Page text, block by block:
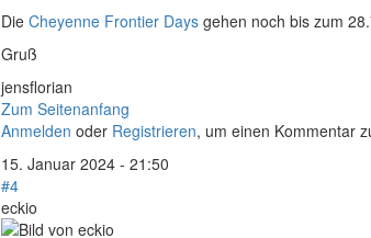
Die Cheyenne Frontier Days gehen noch bis zum
Gruß
jensflorian
Zum Seitenanfang
Anmelden oder Registrieren, um einen Kommentar
15. Januar 2024 - 21:50
#4
eckio